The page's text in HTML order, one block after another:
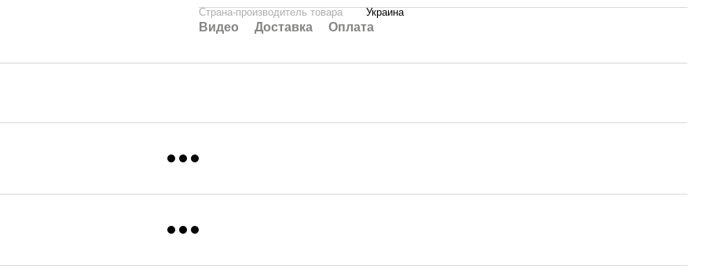
Страна-производитель товара
Украина
Видео Доставка Оплата